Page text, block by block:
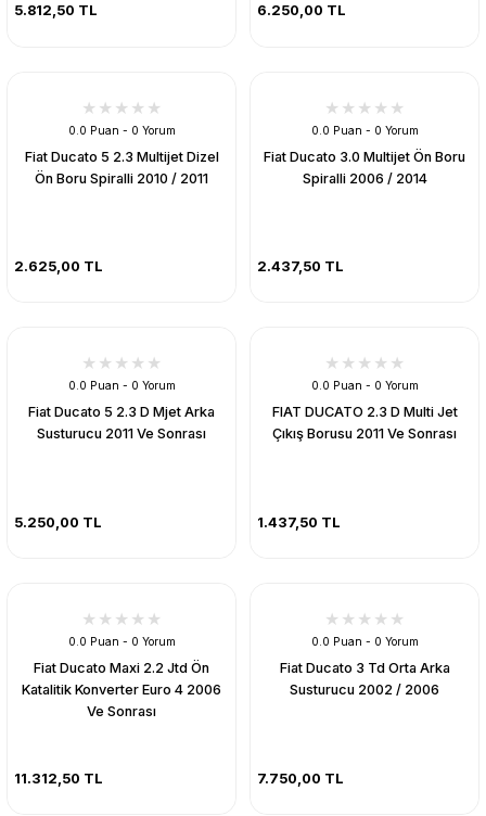
5.812,50 TL 6.250,00 TL
0.0 Puan - 0 Yorum
Fiat Ducato 5 2.3 Multijet Dizel
Ön Boru Spiralli 2010 / 2011
2.625,00 TL
0.0 Puan - 0 Yorum
Fiat Ducato 3.0 Multijet Ön Boru
Spiralli 2006 / 2014
2.437,50 TL
0.0 Puan - 0 Yorum
Fiat Ducato 5 2.3 D Mjet Arka
Susturucu 2011 Ve Sonrası
5.250,00 TL
0.0 Puan - 0 Yorum
FIAT DUCATO 2.3 D Multi Jet
Çıkış Borusu 2011 Ve Sonrası
1.437,50 TL
0.0 Puan - 0 Yorum
Fiat Ducato Maxi 2.2 Jtd Ön
Katalitik Konverter Euro 4 2006
Ve Sonrası
11.312,50 TL
0.0 Puan - 0 Yorum
Fiat Ducato 3 Td Orta Arka
Susturucu 2002 / 2006
7.750,00 TL